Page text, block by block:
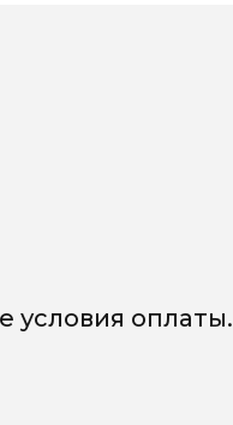
условия оплаты.